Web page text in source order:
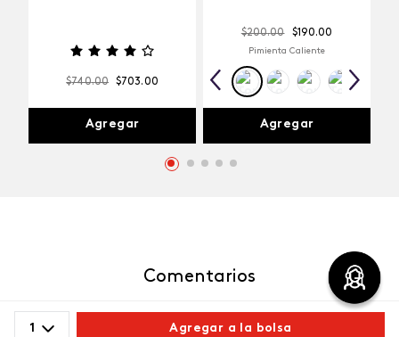
1 Agregar a la bolsa
$740.00 $703.00
Agregar
$200.00 $190.00
Pimienta Caliente
Agregar
Comentarios
cargando el resumen…